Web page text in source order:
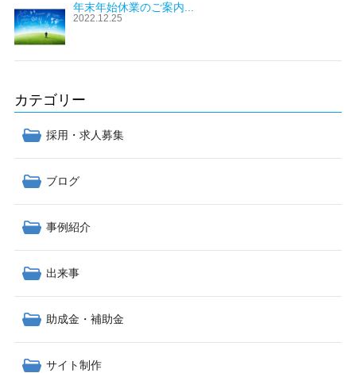
年末年始休業のご案内...
2022.12.25
カテゴリー
採用・求人募集
ブログ
事例紹介
出来事
助成金・補助金
サイト制作